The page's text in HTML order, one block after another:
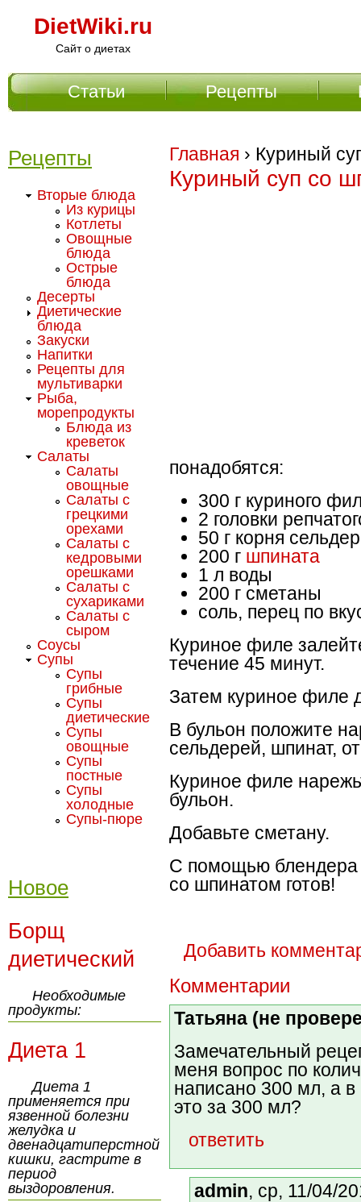
DietWiki.ru
Сайт о диетах
Главная › Куриный
Куриный суп со
понадобятся:
300 г куриного
2 головки
50 г корня
200 г шпината
1 л воды
200 г сметаны
соль, перец по
Куриное филе
течение 45 минут.
Затем куриное филе
В бульон положите
сельдерей, шпинат,
Куриное филе
бульон.
Добавьте сметану.
С помощью блендера
со шпинатом готов!
Добавить
Комментарии
Татьяна (не
Замечательный
меня вопрос по
написано 300 мл, а в
это за 300 мл?
ответить
admin, ср, 11/04/
Главное меню
Статьи Рецепты
Рецепты
Вторые блюда
Из курицы
Котлеты
Овощные
блюда
Острые
блюда
Десерты
Диетические
блюда
Закуски
Напитки
Рецепты для
мультиварки
Рыба,
морепродукты
Блюда из
креветок
Салаты
Салаты
овощные
Салаты с
грецкими
орехами
Салаты с
кедровыми
орешками
Салаты с
сухариками
Салаты с
сыром
Соусы
Супы
Супы
грибные
Супы
диетические
Супы
овощные
Супы
постные
Супы
холодные
Супы-пюре
Новое
Борщ
диетический
Необходимые
продукты:
Диета 1
Диета 1
применяется при
язвенной болезни
желудка и
двенадцатиперстной
кишки, гастрите в
период
выздоровления.